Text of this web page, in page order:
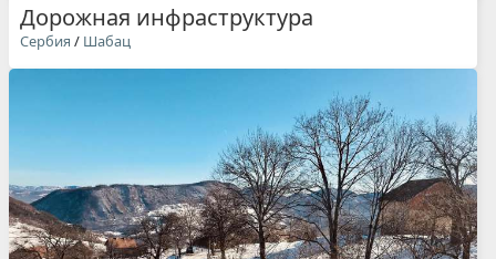
Дорожная инфраструктура
Сербия / Шабац